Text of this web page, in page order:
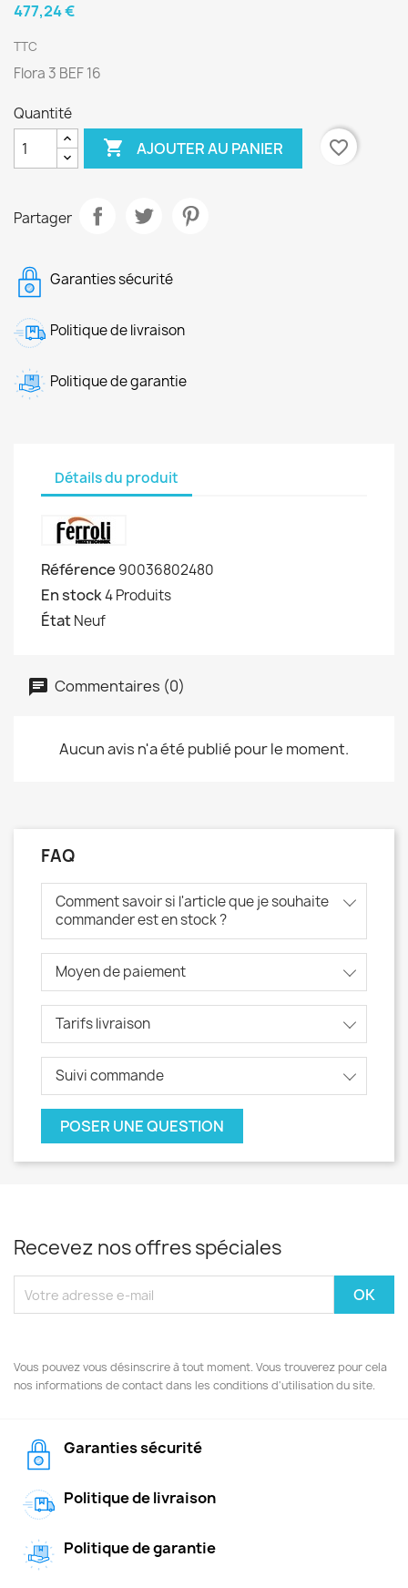
477,24 €
TTC
Flora 3 BEF 16
Quantité
 AJOUTER AU PANIER favorite_border
Partager
Garanties sécurité
Politique de livraison
Politique de garantie
Détails du produit
Référence 90036802480
En stock4 Produits
ÉtatNeuf
Commentaires (0)
Aucun avis n'a été publié pour le moment.
FAQ
Comment savoir si l'article que je souhaite
commander est en stock ?
Moyen de paiement
Tarifs livraison
Suivi commande
POSER UNE QUESTION
Recevez nos offres spéciales
Vous pouvez vous désinscrire à tout moment. Vous trouverez pour cela
nos informations de contact dans les conditions d'utilisation du site.
Garanties sécurité
Politique de livraison
Politique de garantie